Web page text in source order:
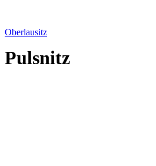
Oberlausitz
Pulsnitz